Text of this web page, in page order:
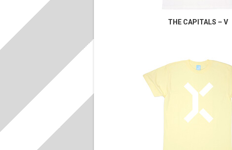
THE CAPITALS – V